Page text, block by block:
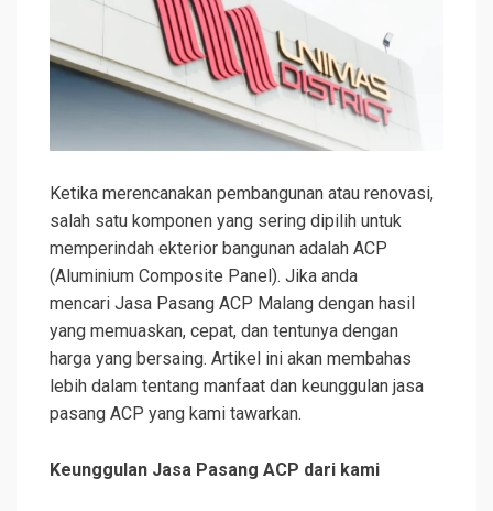
Ketika merencanakan pembangunan atau renovasi,
salah satu komponen yang sering dipilih untuk
memperindah ekterior bangunan adalah ACP
(Aluminium Composite Panel). Jika anda
mencari Jasa Pasang ACP Malang dengan hasil
yang memuaskan, cepat, dan tentunya dengan
harga yang bersaing. Artikel ini akan membahas
lebih dalam tentang manfaat dan keunggulan jasa
pasang ACP yang kami tawarkan.
Keunggulan Jasa Pasang ACP dari kami